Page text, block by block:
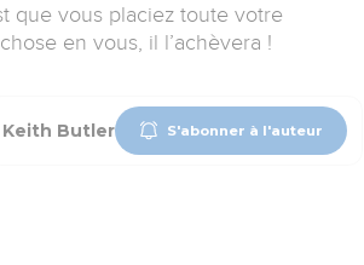
que vous placiez toute votre
en vous, il l’achèvera !
Keith Butler S'abonner à l'auteur